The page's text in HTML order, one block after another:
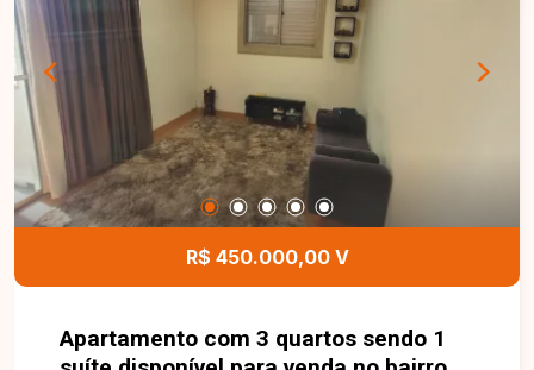
valorização, atendendo tanto a projetos
comerciais quanto residenciais. Esta é uma
excelente oportunidade para quem deseja
construir ou investir em um dos bairros mais
tradicionais e valorizados de Uberlândia. Agende
uma visita e venha conhecer todos os detalhes
deste terreno.
R$ 450.000,00 V
Apartamento com 3 quartos sendo 1